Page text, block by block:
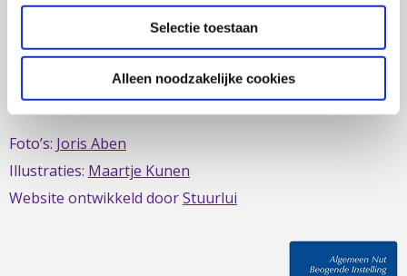
Selectie toestaan
Alleen noodzakelijke cookies
Deze website is mede mogelijk gemaakt door het
Fonds
Foto’s: Joris Aben
Illustraties: Maartje Kunen
Website ontwikkeld doorStuurlui